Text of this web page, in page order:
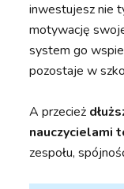
inwestujesz nie
motywację
system go
pozostaje w
A przecież
nauczycielami
zespołu,